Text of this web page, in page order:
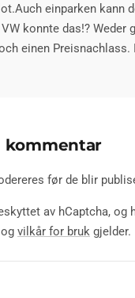
einparken kann
konnte das!? Weder
einen Preisnachlass.
kommentar
før de blir
av hCaptcha, og
og vilkår for bruk gjelder.